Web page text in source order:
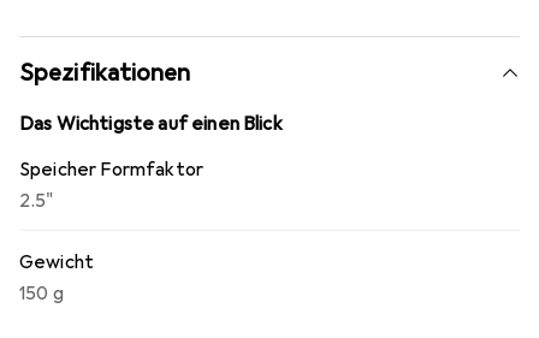
Spezifikationen
Das Wichtigste auf einen Blick
Speicher Formfaktor
2.5"
Gewicht
150 g